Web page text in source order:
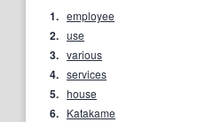
1. employee
2. use
3. various
4. services
5. house
6. Katakame